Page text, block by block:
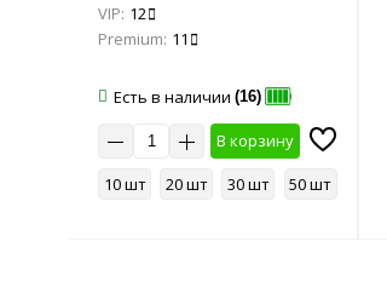
VIP: 12
Premium: 11
Есть в наличии (16)
В корзину
10 шт
20 шт 30 шт 50 шт